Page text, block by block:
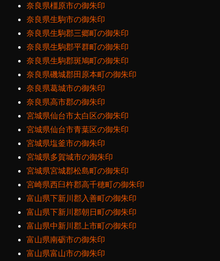
奈良県橿原市の御朱印
奈良県生駒市の御朱印
奈良県生駒郡三郷町の御朱印
奈良県生駒郡平群町の御朱印
奈良県生駒郡斑鳩町の御朱印
奈良県磯城郡田原本町の御朱印
奈良県葛城市の御朱印
奈良県高市郡の御朱印
宮城県仙台市太白区の御朱印
宮城県仙台市青葉区の御朱印
宮城県塩釜市の御朱印
宮城県多賀城市の御朱印
宮城県宮城郡松島町の御朱印
宮崎県西臼杵郡高千穂町の御朱印
富山県下新川郡入善町の御朱印
富山県下新川郡朝日町の御朱印
富山県中新川郡上市町の御朱印
富山県南砺市の御朱印
富山県富山市の御朱印